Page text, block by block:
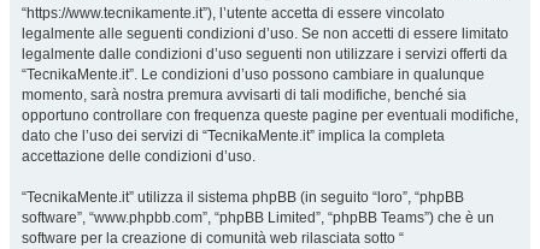
“https://www.tecnikamente.it”), l’utente accetta di essere vincolato
legalmente alle seguenti condizioni d’uso. Se non accetti di essere limitato
legalmente dalle condizioni d’uso seguenti non utilizzare i servizi offerti da
“TecnikaMente.it”. Le condizioni d’uso possono cambiare in qualunque
momento, sarà nostra premura avvisarti di tali modifiche, benché sia
opportuno controllare con frequenza queste pagine per eventuali modifiche,
dato che l’uso dei servizi di “TecnikaMente.it” implica la completa
accettazione delle condizioni d’uso.
“TecnikaMente.it” utilizza il sistema phpBB (in seguito “loro”, “phpBB
software”, “www.phpbb.com”, “phpBB Limited”, “phpBB Teams”) che è un
software per la creazione di comunità web rilasciata sotto “